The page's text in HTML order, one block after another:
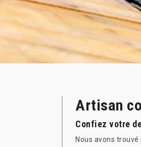
Artisan
Confiez votre
Nous avons